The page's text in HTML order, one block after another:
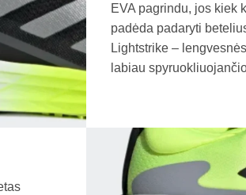
EVA pagrindu, jos kiek
padėda padaryti
Lightstrike –
labiau